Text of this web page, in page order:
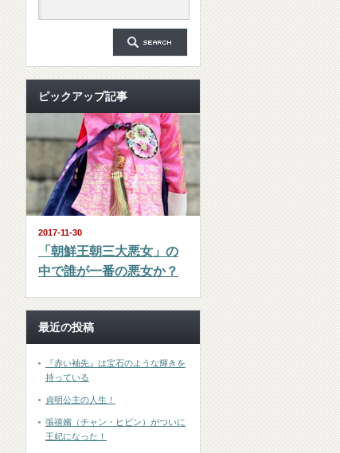
ピックアップ記事
2017-11-30
「朝鮮王朝三大悪女」の
中で誰が一番の悪女か？
最近の投稿
『赤い袖先』は宝石のような輝きを
持っている
貞明公主の人生！
張禧嬪（チャン・ヒビン）がついに
王妃になった！